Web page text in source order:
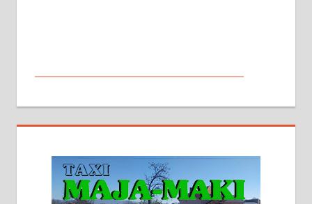
стамбене целине једна уз другу.
2х150м2, две гараже, централно
грејање на гас и дрва. Две
адресе. 063/71-74-023